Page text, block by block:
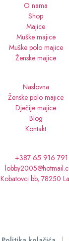
O nama
Shop
Majice
Muške majice
Muške polo majice
Ženske majice
Naslovna
Ženske polo majice
Dječije majice
Blog
Kontakt
+387 65 916 791
Kobatovci bb, 78250